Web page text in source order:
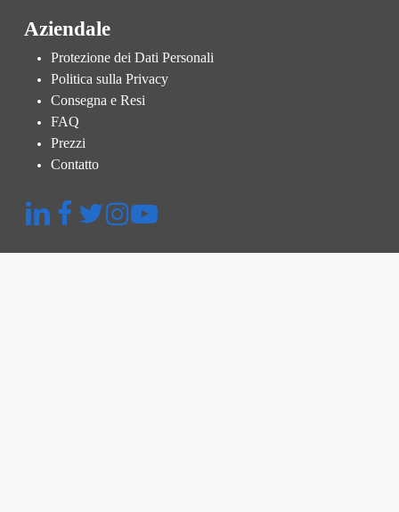
Aziendale
Protezione dei Dati Personali
Politica sulla Privacy
Consegna e Resi
FAQ
Prezzi
Contatto